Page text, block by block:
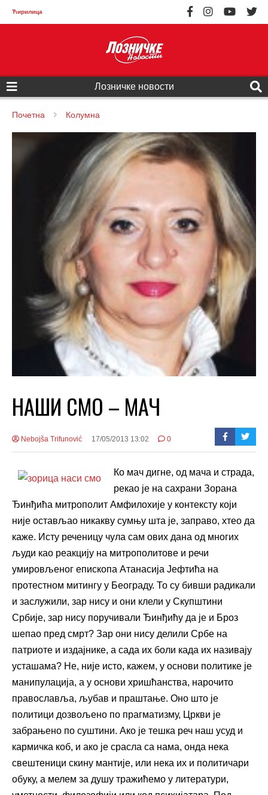
Ћирилица
Лозничке новости
Почетна Колумна
НАШИ СМО – МАЧ
Nebojša Trifunović 17/05/2013 13:02 0
Ко мач дигне, од мача и страда,
рекао је на сахрани Зорана
Ђинђића митрополит Амфилохије у контексту који
није остављао никакву сумњу шта је, заправо, хтео да
каже. Исту реченицу чула сам ових дана од многих
људи као реакцију на митрополитове и речи
умировљеног епископа Атанасија Јефтића на
протестном митингу у Београду. То су бивши радикали
и заслужили, зар нису и они клели у Скупштини
Србије, зар нису поручивали Ђинђићу да је и Броз
шепао пред смрт? Зар они нису делили Србе на
патриоте и издајнике, а сада их боли када их називају
усташама? Не, није исто, кажем, у основи политике је
манипулација, а у основи хришћанства, нарочито
православља, љубав и праштање. Оно што је
политици дозвољено по прагматизму, Цркви је
забрањено по суштини. Ако је тешка реч наш усуд и
кармичка коб, и ако је срасла са нама, онда нека
свештеници скину мантије, или нека их и политичари
обуку, а мелем за душу тражићемо у литератури,